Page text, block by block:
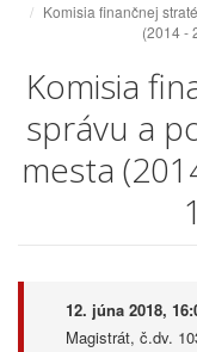
Komisia finančnej
(2014 -
Komisia
správu a
mesta
12. júna 2018,
Magistrát, č.dv.